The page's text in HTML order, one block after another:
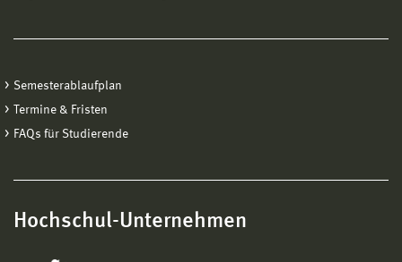
Semesterablaufplan
Termine & Fristen
FAQs für Studierende
Hochschul-Unternehmen